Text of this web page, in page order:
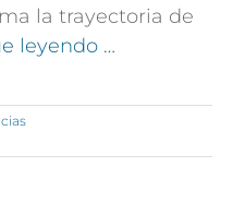
la trayectoria de
leyendo …